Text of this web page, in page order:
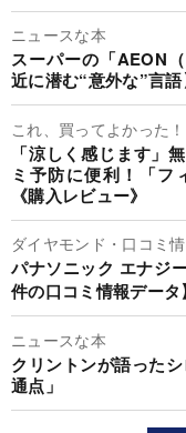
ニュースな本
スーパーの「AEON
近に潜む“意外な”言語
これ、買ってよかった！
「涼しく感じます」
ミ予防に便利！「フ
《購入レビュー》
ダイヤモンド・口コミ
パナソニック エナジ
件の口コミ情報データ
ニュースな本
クリントンが語った
通点」